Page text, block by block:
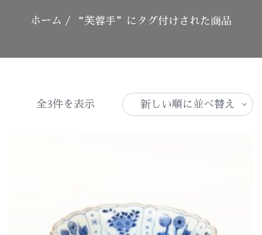
ホーム / “芙蓉手”にタグ付けされた商品
全3件を表示